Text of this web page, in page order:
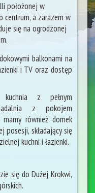
położonej w
centrum, a zarazem w
się na ogrodzonej
balkonami na
i TV oraz dostęp
z pełnym
z pokojem
również domek
składający się
kuchni i łazienki.
się do Dużej Krokwi,